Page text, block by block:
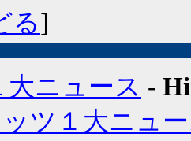
る]
大ニュース -
ツ１大ニュ